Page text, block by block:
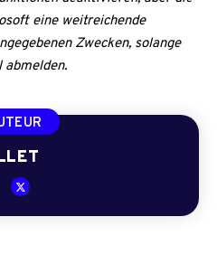
eine weitreichende
Zwecken, solange